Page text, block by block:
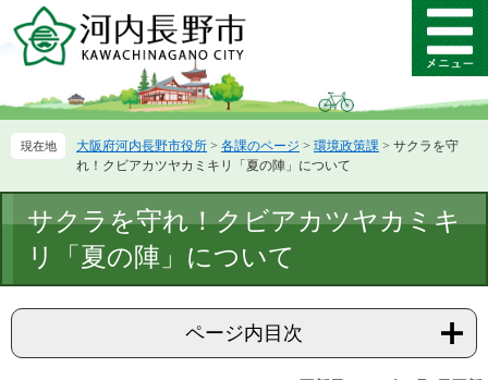
ー
先
ニ
を
て
メ
ニ
ー
大阪府河内長野市役所 > 各課のページ > 環境政策課 > サクラを守
れ！クビアカツヤカミキリ「夏の陣」について
文
サクラを守れ！クビアカツヤカミキ
リ「夏の陣」について
ページ内目次